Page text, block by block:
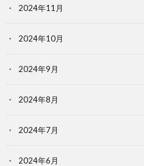
2024年11月
2024年10月
2024年9月
2024年8月
2024年7月
2024年6月